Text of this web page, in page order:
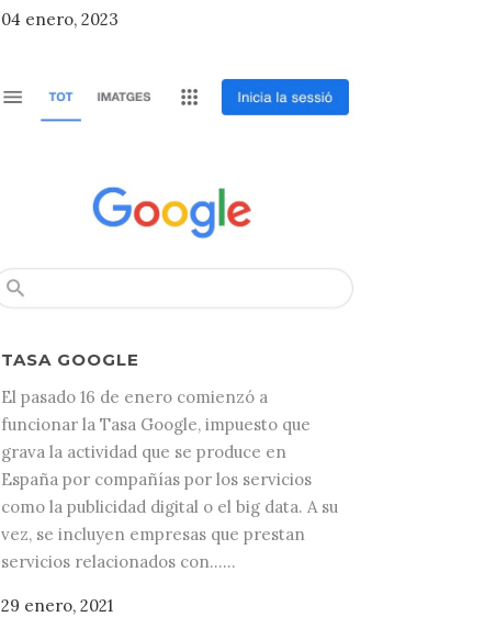
04 enero, 2023
TASA GOOGLE
El pasado 16 de enero comienzó a
funcionar la Tasa Google, impuesto que
grava la actividad que se produce en
España por compañías por los servicios
como la publicidad digital o el big data. A su
vez, se incluyen empresas que prestan
servicios relacionados con......
29 enero, 2021